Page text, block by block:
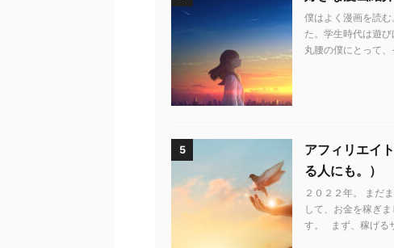
僕はよく漫画を読
た。学生時代は遊
丸腰の僕にとって
5
アフィリエイ
る人にも。）
２０２２年。 まだ
して、お金を稼ぎ
す。 まず、稼げる